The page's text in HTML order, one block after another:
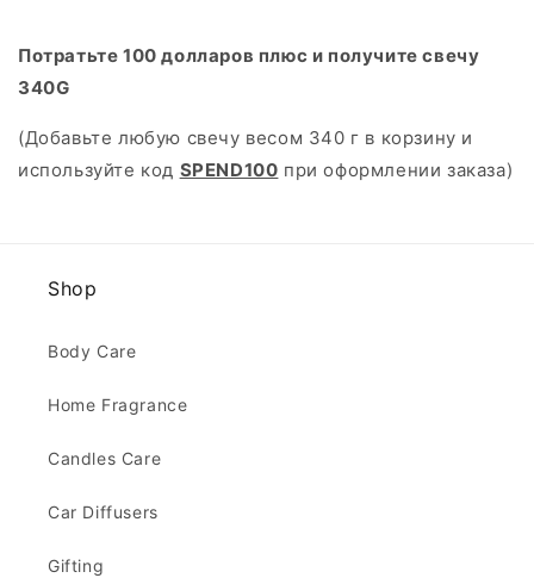
Потратьте 100 долларов плюс и получите свечу
340G
(Добавьте любую свечу весом 340 г в корзину и
используйте код SPEND100 при оформлении заказа)
Shop
Body Care
Home Fragrance
Candles Care
Car Diffusers
Gifting